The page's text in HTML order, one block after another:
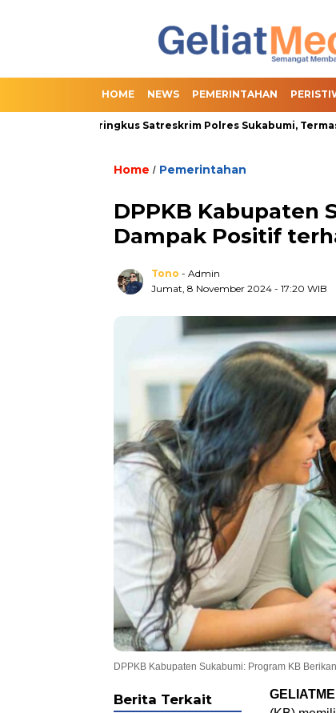
HOME NEWS PEMERINTAHAN
Diringkus Satreskrim Polres Sukabumi, Termasuk 2
Home / Pemerintahan
DPPKB Kabupaten
Dampak Positif
Tono - Admin
Jumat, 8 November 2024 - 17:20 WIB
DPPKB Kabupaten Sukabumi: Program KB
Berita Terkait